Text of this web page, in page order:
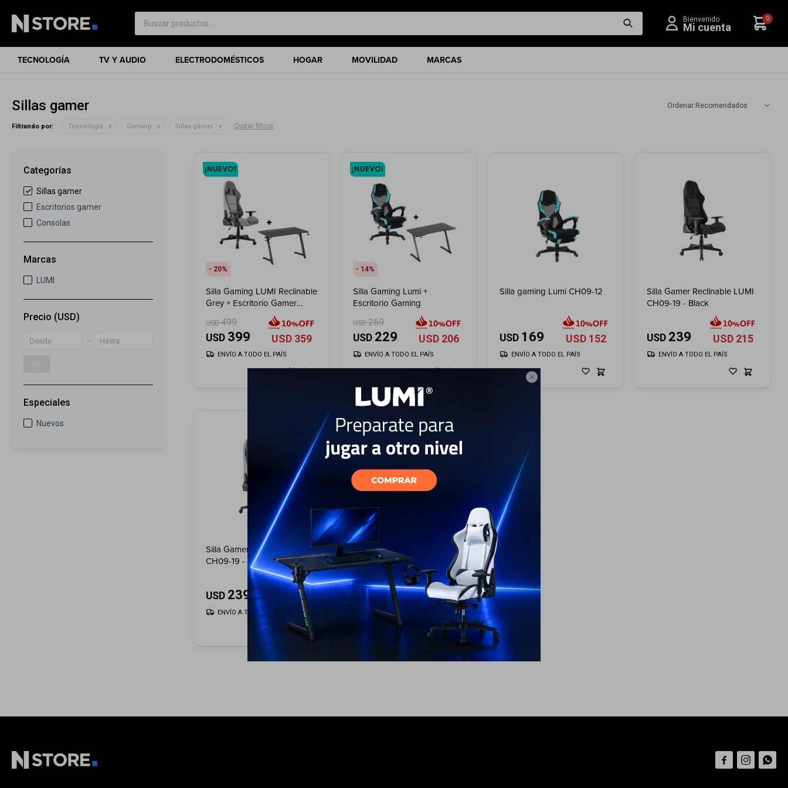

TECNOLOGÍA TV Y AUDIO ELECTRODOMÉSTICOS HOGAR MOVILIDAD MARCAS
0
Sillas gamer Recomendados
Filtrando por: Tecnología Gaming Sillas gamer Quitar filtros
20
Silla Gaming LUMI Reclinable
Grey + Escritorio Gamer
LUMI GMD16-3 con Luz RGB
USD 499
USD 399 USD 359
ENVÍO A TODO EL PAÍS
14
Silla Gaming Lumi +
Escritorio Gaming
USD 269
USD 229 USD 206
ENVÍO A TODO EL PAÍS
Silla gaming Lumi CH09-12
USD 169 USD 152
ENVÍO A TODO EL PAÍS
Silla Gamer Reclinable LUMI
CH09-19 - Black
USD 239 USD 215
ENVÍO A TODO EL PAÍS
Silla Gamer Reclinable LUMI
CH09-19 - Grey
USD 239 USD215
ENVÍO A TODO EL PAÍS
Silla Gamer LUMI CH06-36
Premium
USD 299 USD269
ENVÍO A TODO EL PAÍS
Categorías
Sillas gamer
Escritorios gamer
Consolas
Marcas
LUMI
Precio (USD)
Especiales
Nuevos
  